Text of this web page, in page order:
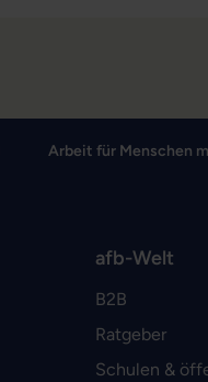
Arbeit für Menschen
afb-Welt
B2B
Ratgeber
Schulen &